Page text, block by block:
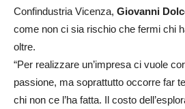
Confindustria Vicenza, Giovanni
come non ci sia rischio che fermi chi
oltre.
“Per realizzare un’impresa ci vuole
passione, ma soprattutto occorre far
chi non ce l’ha fatta. Il costo